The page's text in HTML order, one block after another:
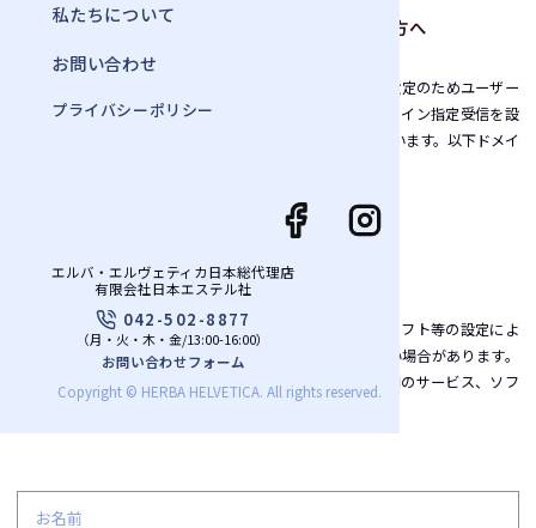
私たちについて
お問い合わせ
プライバシーポリシー
エルバ・エルヴェティカ日本総代理店
有限会社日本エステル社
042-502-8877
（月・火・木・金/13:00-16:00）
お問い合わせフォーム
Copyright © HERBA HELVETICA. All rights reserved.
● 携帯・スマートフォンのアドレスをご利用の方へ
docomo、au、softbankなど各キャリアのセキュリティ設定のためユーザー
受信拒否と認識されているか、迷惑メール対策等で、ドメイン指定受信を設
定されている場合に、メールが正しく届かないことがございます。以下ドメイ
● PCメールアドレスをご利用の方へ
お使いのメールサービス、メールソフト、ウィルス対策ソフト等の設定によ
り「迷惑メール」と認識され、お返事のメールが届かない場合があります。
「迷惑メールフォルダー」等をご確認いただくか、ご利用のサービス、ソフ
トウェアの設定をご確認ください。